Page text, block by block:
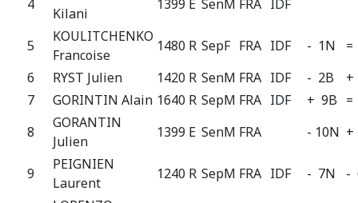
4
Kilani
1399 E SenM FRA IDF
5
KOULITCHENKO
Francoise
1480 R SepF FRA IDF - 1N
=
6
RYST Julien 1420 R SenM FRA IDF - 2B
7
GORINTIN Alain 1640 R SepM FRA IDF + 9B
8
GORANTIN
Julien
1399 E SenM FRA - 10N +
9
PEIGNIEN
Laurent
1240 R SepM FRA IDF - 7N -